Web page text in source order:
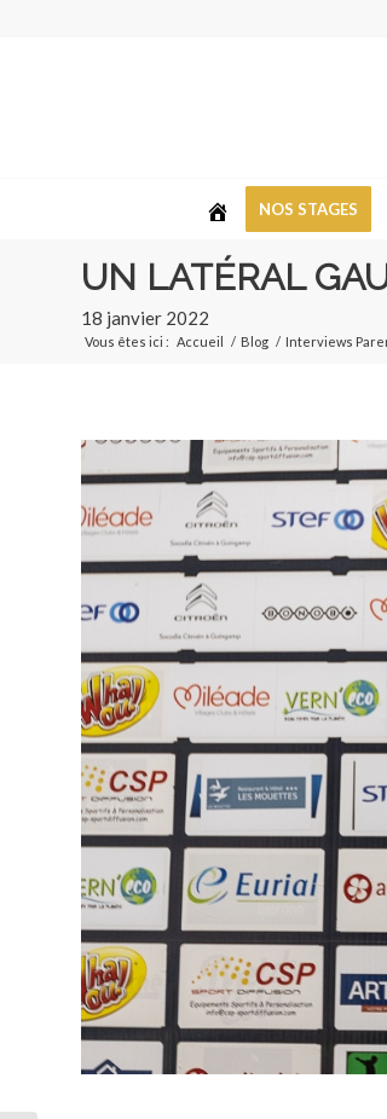
NOS STAGES
UN LATÉRAL
18 janvier 2022
Vous êtes ici : Accueil / Blog / Interviews